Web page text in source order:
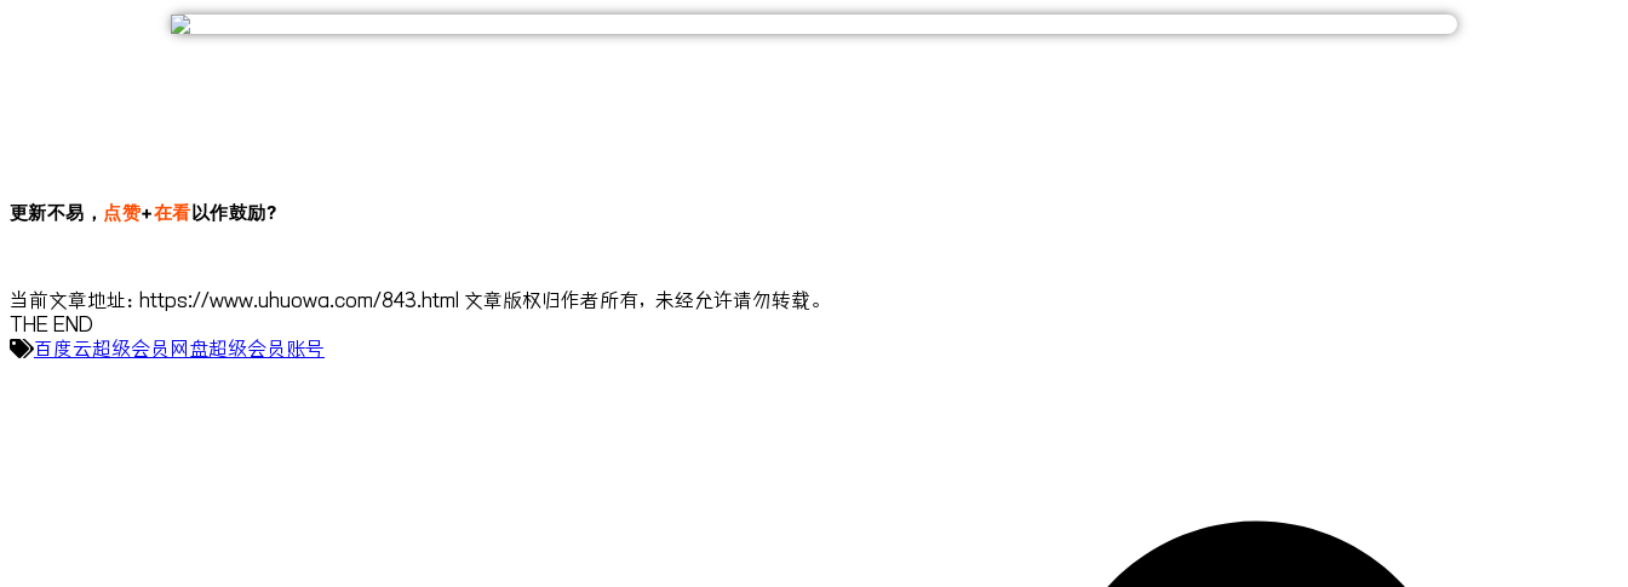
更新不易， 点赞+在看以作鼓励?
当前文章地址：https://www.uhuowa.com/843.html 文章版权归作者所有，未经允许请勿转载。
THE END
百度云超级会员 网盘超级会员账号